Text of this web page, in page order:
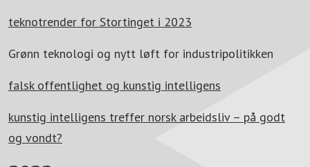
teknotrender for Stortinget i 2023
Grønn teknologi og nytt løft for industripolitikken
falsk offentlighet og kunstig intelligens
kunstig intelligens treffer norsk arbeidsliv – på godt
og vondt?